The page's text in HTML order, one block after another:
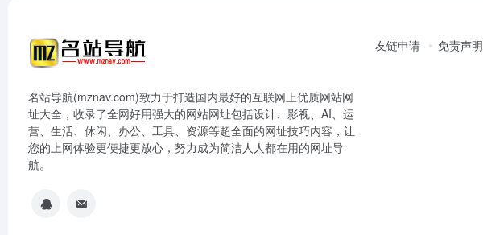
名站导航(mznav.com)致力于打造国内最好的互联网上优质网站网
址大全，收录了全网好用强大的网站网址包括设计、影视、AI、运
营、生活、休闲、办公、工具、资源等超全面的网址技巧内容，让
您的上网体验更便捷更放心，努力成为简洁人人都在用的网址导
航。
友链申请 免责声明